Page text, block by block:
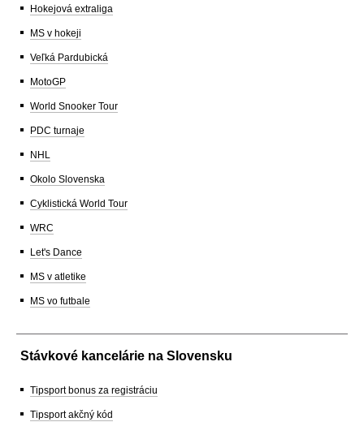
Hokejová extraliga
MS v hokeji
Veľká Pardubická
MotoGP
World Snooker Tour
PDC turnaje
NHL
Okolo Slovenska
Cyklistická World Tour
WRC
Let's Dance
MS v atletike
MS vo futbale
Stávkové kancelárie na Slovensku
Tipsport bonus za registráciu
Tipsport akčný kód